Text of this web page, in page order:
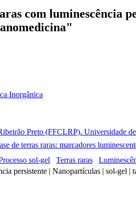
com luminescência
Inorgânica
Preto (FFCLRP). Universidade
de terras raras: marcadores
sol-gel Terras raras
persistente | Nanopartículas | sol-gel |